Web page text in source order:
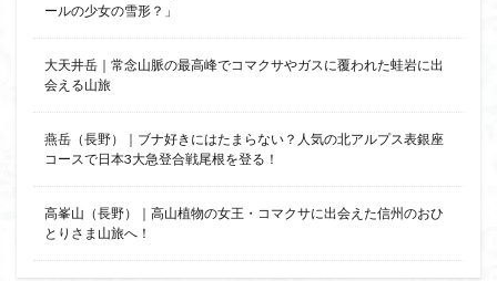
ールの少女の雪形？」
大天井岳｜常念山脈の最高峰でコマクサやガスに覆われた蛙岩に出
会える山旅
燕岳（長野）｜ブナ好きにはたまらない？人気の北アルプス表銀座
コースで日本3大急登合戦尾根を登る！
高峯山（長野）｜高山植物の女王・コマクサに出会えた信州のおひ
とりさま山旅へ！